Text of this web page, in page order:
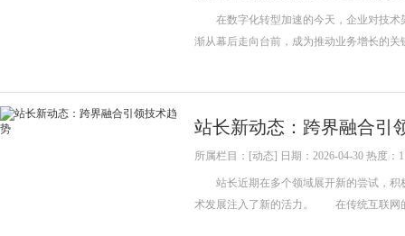
在数字化转型加速的今天，企业对技术
渐从幕后走向台前，成为推动业务增长的
站长新动态：跨界融合引
所属栏目：[动态] 日期：2026-04-30 热度：1
站长近期在多个领域展开新的尝试，积
术发展注入了新的活力。 在传统互联网